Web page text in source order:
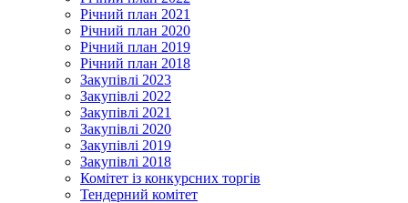
Річний план 2021
Річний план 2020
Річний план 2019
Річний план 2018
Закупівлі 2023
Закупівлі 2022
Закупівлі 2021
Закупівлі 2020
Закупівлі 2019
Закупівлі 2018
Комітет із конкурсних торгів
Тендерний комітет